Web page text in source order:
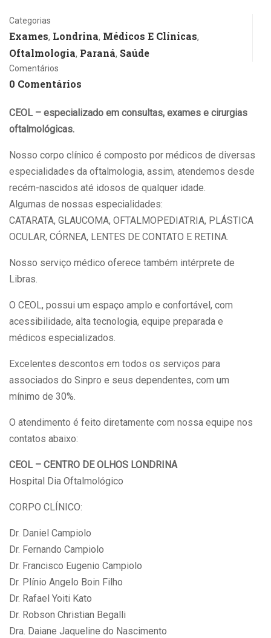
Categorias
Exames, Londrina, Médicos E Clínicas,
Oftalmologia, Paraná, Saúde
Comentários
0 Comentários
CEOL – especializado em consultas, exames e cirurgias
oftalmológicas.
Nosso corpo clínico é composto por médicos de diversas
especialidades da oftalmologia, assim, atendemos desde
recém-nascidos até idosos de qualquer idade.
Algumas de nossas especialidades:
CATARATA, GLAUCOMA, OFTALMOPEDIATRIA, PLÁSTICA
OCULAR, CÓRNEA, LENTES DE CONTATO E RETINA.
Nosso serviço médico oferece também intérprete de
Libras.
O CEOL, possui um espaço amplo e confortável, com
acessibilidade, alta tecnologia, equipe preparada e
médicos especializados.
Excelentes descontos em todos os serviços para
associados do Sinpro e seus dependentes, com um
mínimo de 30%.
O atendimento é feito diretamente com nossa equipe nos
contatos abaixo:
CEOL – CENTRO DE OLHOS LONDRINA
Hospital Dia Oftalmológico
CORPO CLÍNICO:
Dr. Daniel Campiolo
Dr. Fernando Campiolo
Dr. Francisco Eugenio Campiolo
Dr. Plínio Angelo Boin Filho
Dr. Rafael Yoiti Kato
Dr. Robson Christian Begalli
Dra. Daiane Jaqueline do Nascimento